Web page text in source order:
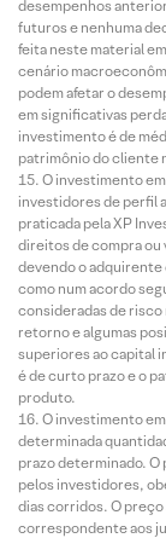
desempenhos
futuros e nenhuma
feita neste material
cenário
podem afetar o
em significativas
investimento é de
patrimônio do cliente
O investimento
investidores de perfil
praticada pela XP
direitos de compra ou
devendo o adquirente
como num acordo
consideradas de
retorno e algumas
superiores ao capital
é de curto prazo e o
produto.
O investimento
determinada
prazo determinado.
pelos investidores,
dias corridos. O preço
correspondente aos